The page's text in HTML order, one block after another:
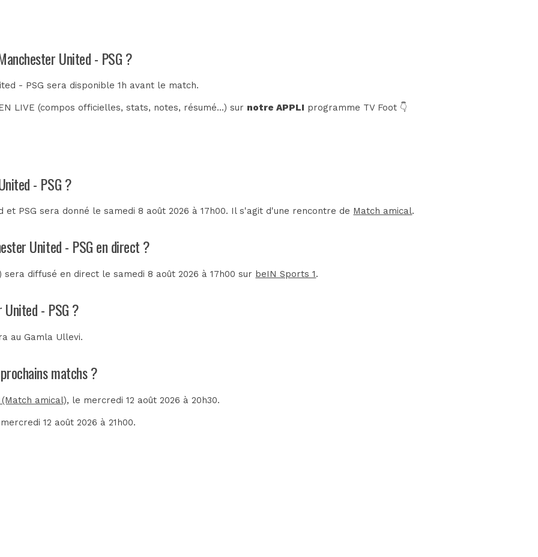
United - PSG ?
- PSG sera disponible 1h avant le match.
LIVE (compos officielles, stats, notes, résumé...) sur notre APPLI programme TV Foot 👇
- PSG ?
PSG sera donné le samedi 8 août 2026 à 17h00. Il s'agit d'une rencontre de Match amical.
United - PSG en direct ?
diffusé en direct le samedi 8 août 2026 à 17h00 sur beIN Sports 1.
- PSG ?
auGamla Ullevi.
matchs ?
amical), le mercredi 12 août 2026 à 20h30.
12 août 2026 à 21h00.